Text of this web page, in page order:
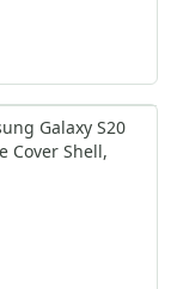
Galaxy S20
Cover Shell,